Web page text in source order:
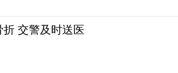
交警及时送医